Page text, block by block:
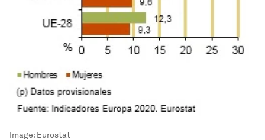
Image: Eurostat